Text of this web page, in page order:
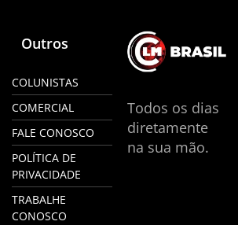
Outros
COLUNISTAS
COMERCIAL
FALE CONOSCO
POLÍTICA DE
PRIVACIDADE
TRABALHE
CONOSCO
Todos os dias
diretamente
na sua mão.